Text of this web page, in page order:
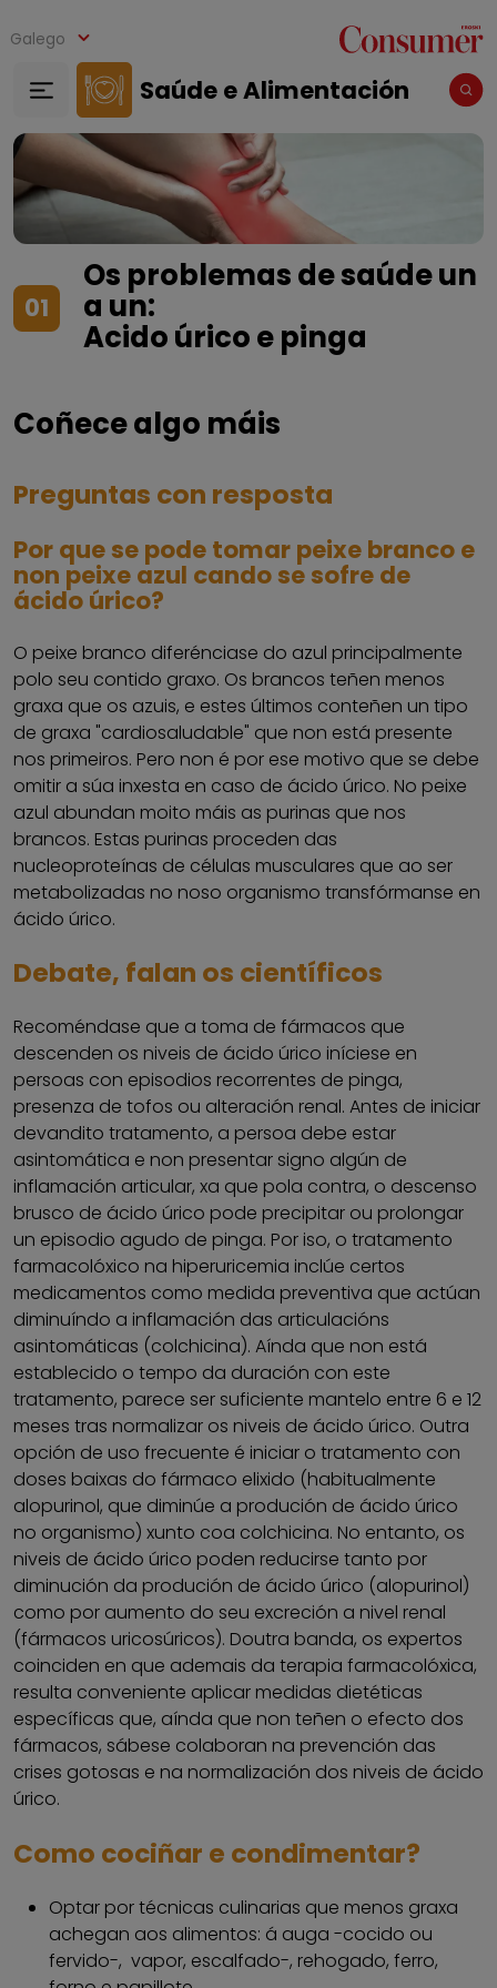
Galego
Saúde e Alimentación
01
Os problemas de saúde un
a un:
Acido úrico e pinga
Coñece algo máis
Preguntas con resposta
Por que se pode tomar peixe branco e
non peixe azul cando se sofre de
ácido úrico?
O peixe branco diferénciase do azul principalmente
polo seu contido graxo. Os brancos teñen menos
graxa que os azuis, e estes últimos conteñen un tipo
de graxa "cardiosaludable" que non está presente
nos primeiros. Pero non é por ese motivo que se debe
omitir a súa inxesta en caso de ácido úrico. No peixe
azul abundan moito máis as purinas que nos
brancos. Estas purinas proceden das
nucleoproteínas de células musculares que ao ser
metabolizadas no noso organismo transfórmanse en
ácido úrico.
Debate, falan os científicos
Recoméndase que a toma de fármacos que
descenden os niveis de ácido úrico iníciese en
persoas con episodios recorrentes de pinga,
presenza de tofos ou alteración renal. Antes de iniciar
devandito tratamento, a persoa debe estar
asintomática e non presentar signo algún de
inflamación articular, xa que pola contra, o descenso
brusco de ácido úrico pode precipitar ou prolongar
un episodio agudo de pinga. Por iso, o tratamento
farmacolóxico na hiperuricemia inclúe certos
medicamentos como medida preventiva que actúan
diminuíndo a inflamación das articulacións
asintomáticas (colchicina). Aínda que non está
establecido o tempo da duración con este
tratamento, parece ser suficiente mantelo entre 6 e 12
meses tras normalizar os niveis de ácido úrico. Outra
opción de uso frecuente é iniciar o tratamento con
doses baixas do fármaco elixido (habitualmente
alopurinol, que diminúe a produción de ácido úrico
no organismo) xunto coa colchicina. No entanto, os
niveis de ácido úrico poden reducirse tanto por
diminución da produción de ácido úrico (alopurinol)
como por aumento do seu excreción a nivel renal
(fármacos uricosúricos). Doutra banda, os expertos
coinciden en que ademais da terapia farmacolóxica,
resulta conveniente aplicar medidas dietéticas
específicas que, aínda que non teñen o efecto dos
fármacos, sábese colaboran na prevención das
crises gotosas e na normalización dos niveis de ácido
úrico.
Como cociñar e condimentar?
Optar por técnicas culinarias que menos graxa
achegan aos alimentos: á auga -cocido ou
fervido-, vapor, escalfado-, rehogado, ferro,